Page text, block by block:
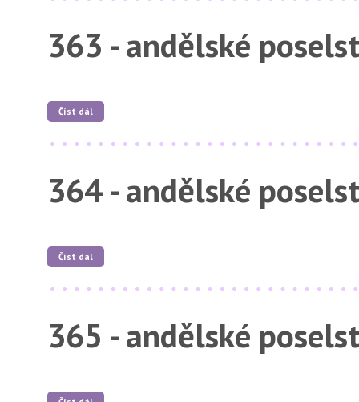
363 - andělské
Číst dál
364 - andělské
Číst dál
365 - andělské